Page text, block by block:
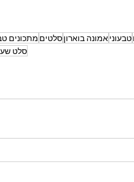
טבעוניאמונה בוארוןסלטים מתכונים
סלט